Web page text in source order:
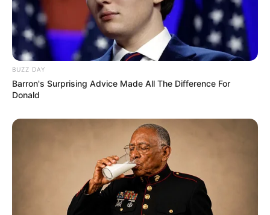
BUZZ DAY
Barron's Surprising Advice Made All The Difference For
Donald